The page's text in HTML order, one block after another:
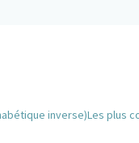
inverse)Les plus